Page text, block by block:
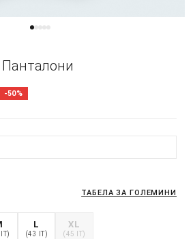
Панталони
-50%
ТАБЕЛА ЗА ГОЛЕМИНИ
L
(43 IT)
XL
(45 IT)